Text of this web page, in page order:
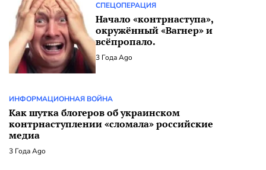
СПЕЦОПЕРАЦИЯ
Начало «контрнаступа»,
окружённый «Вагнер» и
всёпропало.
3 Года Ago
ИНФОРМАЦИОННАЯ ВОЙНА
Как шутка блогеров об украинском
контрнаступлении «сломала» российские
медиа
3 Года Ago